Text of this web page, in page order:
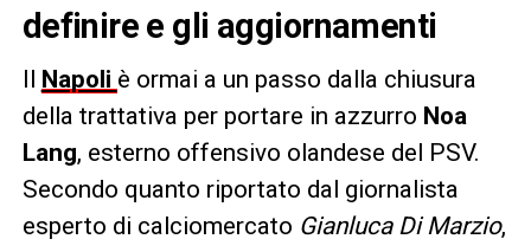
definire e gli aggiornamenti
Il Napoli è ormai a un passo dalla chiusura
della trattativa per portare in azzurro Noa
Lang, esterno offensivo olandese del PSV.
Secondo quanto riportato dal giornalista
esperto di calciomercato Gianluca Di Marzio,